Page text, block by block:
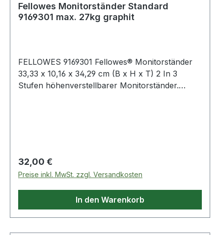
Fellowes Monitorständer Standard
9169301 max. 27kg graphit
FELLOWES 9169301 Fellowes® Monitorständer
33,33 x 10,16 x 34,29 cm (B x H x T) 2 In 3
Stufen höhenverstellbarer Monitorständer.
Regulärer Preis:
32,00 €
Preise inkl. MwSt. zzgl. Versandkosten
In den Warenkorb